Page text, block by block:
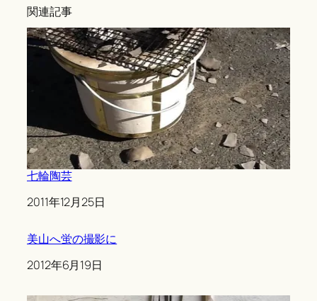
関連記事
七輪陶芸
Date
2011年12月25日
美山へ蛍の撮影に
Date
2012年6月19日